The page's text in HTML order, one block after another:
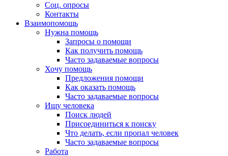
Соц. опросы
Контакты
Взаимопомощь
Нужна помощь
Запросы о помощи
Как получить помощь
Часто задаваемые вопросы
Хочу помощь
Предложения помощи
Как оказать помощь
Часто задаваемые вопросы
Ищу человека
Поиск людей
Присоединиться к поиску
Что делать, если пропал человек
Часто задаваемые вопросы
Работа